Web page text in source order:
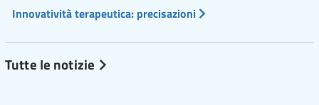
Innovatività terapeutica: precisazioni
Tutte le notizie